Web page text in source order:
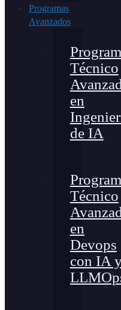
Programas
Avanzados
Técnico
en
de IA
Técnico
en
Devops
con IA